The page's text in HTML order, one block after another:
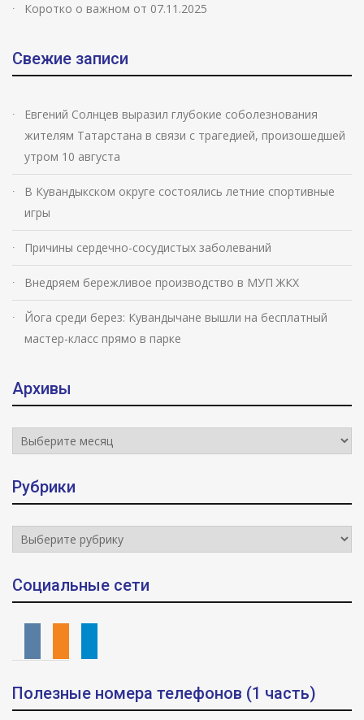
Коротко о важном от 07.11.2025
Свежие записи
Евгений Солнцев выразил глубокие соболезнования
жителям Татарстана в связи с трагедией, произошедшей
утром 10 августа
В Кувандыкском округе состоялись летние спортивные
игры
Причины сердечно-сосудистых заболеваний
Внедряем бережливое производство в МУП ЖКХ
Йога среди берез: Кувандычане вышли на бесплатный
мастер-класс прямо в парке
Архивы
Архивы
Рубрики
Рубрики
Социальные сети
Полезные номера телефонов (1 часть)